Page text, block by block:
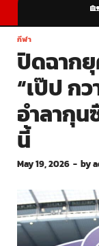
🏡
กีฬา
ปิดฉาก
“เป๊ป ก
อำลากุ
นี้
May 19, 2026 - by